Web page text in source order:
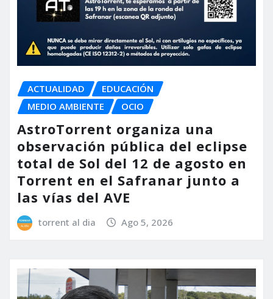
ACTUALIDAD
EDUCACIÓN
MEDIO AMBIENTE
OCIO
AstroTorrent organiza una
observación pública del eclipse
total de Sol del 12 de agosto en
Torrent en el Safranar junto a
las vías del AVE
torrent al dia Ago 5, 2026